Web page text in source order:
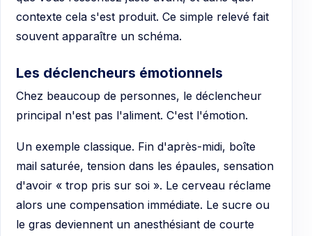
contexte cela s'est produit. Ce simple relevé fait
souvent apparaître un schéma.
Les déclencheurs émotionnels
Chez beaucoup de personnes, le déclencheur
principal n'est pas l'aliment. C'est l'émotion.
Un exemple classique. Fin d'après-midi, boîte
mail saturée, tension dans les épaules, sensation
d'avoir « trop pris sur soi ». Le cerveau réclame
alors une compensation immédiate. Le sucre ou
le gras deviennent un anesthésiant de courte